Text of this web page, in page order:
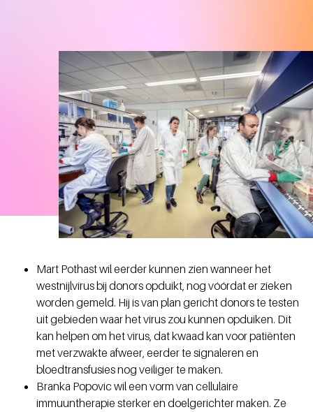
Mart Pothast wil eerder kunnen zien wanneer het
westnijlvirus bij donors opduikt, nog vóórdat er zieken
worden gemeld. Hij is van plan gericht donors te testen
uit gebieden waar het virus zou kunnen opduiken. Dit
kan helpen om het virus, dat kwaad kan voor patiënten
met verzwakte afweer, eerder te signaleren en
bloedtransfusies nog veiliger te maken.
Branka Popovic wil een vorm van cellulaire
immuuntherapie sterker en doelgerichter maken. Ze